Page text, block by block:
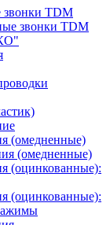
TDM
звонки TDM
(омедненные)
(омедненные)
(оцинкованные):
(оцинкованные):